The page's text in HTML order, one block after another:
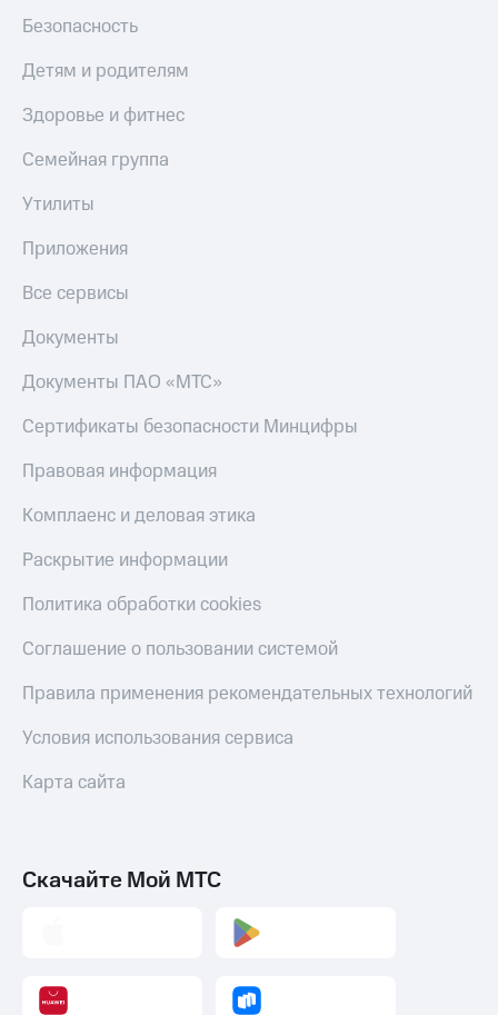
Безопасность
Детям и родителям
Здоровье и фитнес
Семейная группа
Утилиты
Приложения
Все сервисы
Документы
Документы ПАО «МТС»
Сертификаты безопасности Минцифры
Правовая информация
Комплаенс и деловая этика
Раскрытие информации
Политика обработки cookies
Соглашение о пользовании системой
Правила применения рекомендательных технологий
Условия использования сервиса
Карта сайта
Скачайте Мой МТС